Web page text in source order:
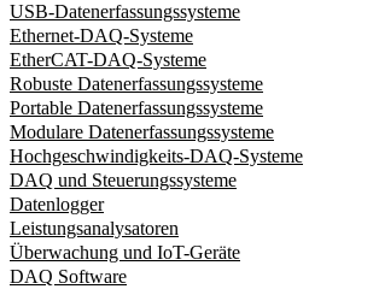
USB-Datenerfassungssysteme
Ethernet-DAQ-Systeme
EtherCAT-DAQ-Systeme
Robuste Datenerfassungssysteme
Portable Datenerfassungssysteme
Modulare Datenerfassungssysteme
Hochgeschwindigkeits-DAQ-Systeme
DAQ und Steuerungssysteme
Datenlogger
Leistungsanalysatoren
Überwachung und IoT-Geräte
DAQ Software